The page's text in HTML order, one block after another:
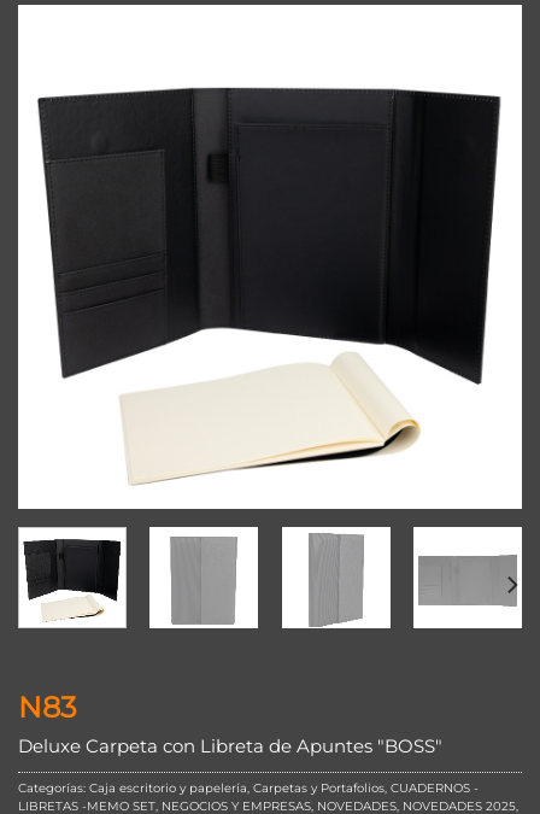
N83
Deluxe Carpeta con Libreta de Apuntes "BOSS"
Categorías: Caja escritorio y papelería Carpetas y Portafolios CUADERNOS -
LIBRETAS -MEMO SET NEGOCIOS Y EMPRESAS NOVEDADES NOVEDADES 2025